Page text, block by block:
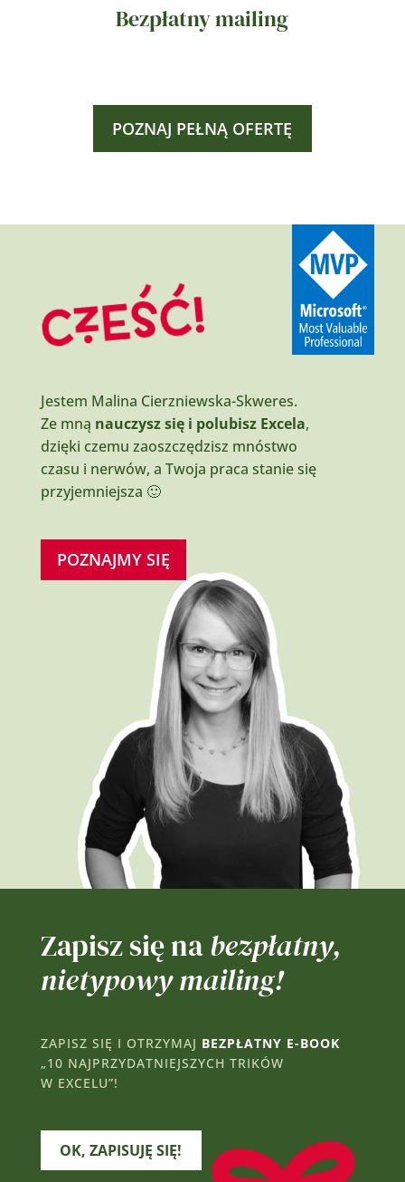
Bezpłatny mailing
POZNAJ PEŁNĄ OFERTĘ
Jestem Malina Cierzniewska-Skweres.
Ze mną nauczysz się i polubisz Excela,
dzięki czemu zaoszczędzisz mnóstwo
czasu i nerwów, a Twoja praca stanie się
przyjemniejsza 🙂
POZNAJMY SIĘ
Zapisz się nabezpłatny,
nietypowy mailing!
ZAPISZ SIĘ I OTRZYMAJ BEZPŁATNY E-BOOK
„10 NAJPRZYDATNIEJSZYCH TRIKÓW
W EXCELU”!
OK, ZAPISUJĘ SIĘ!